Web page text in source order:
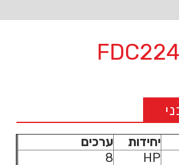
יחידות
ערכים
HP
8